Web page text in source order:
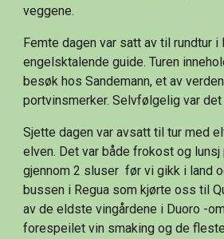
veggene.
Femte dagen var satt av til rundtur
engelsktalende guide. Turen
besøk hos Sandemann, et av
portvinsmerker. Selvfølgelig var
Sjette dagen var avsatt til tur med
elven. Det var både frokost og
gjennom 2 sluser  før vi gikk i land
bussen i Regua som kjørte oss til
av de eldste vingårdene i Duoro -
forespeilet vin smaking og de